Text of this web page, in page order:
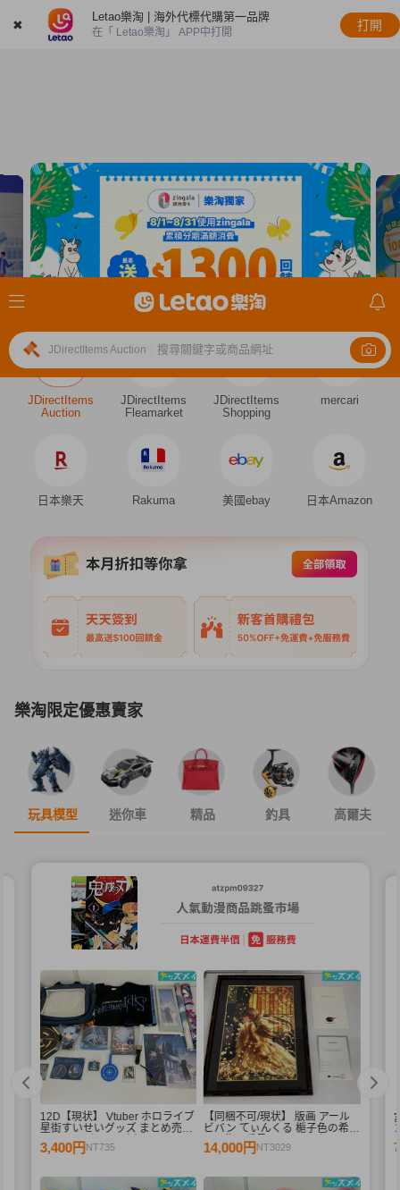
✖
Letao樂淘 | 海外代標代購第一品牌
在「 Letao樂淘」 APP中打開
打開
JDirectItems Auction 搜尋關鍵字或商品網址
JDirectItems
Auction
JDirectItems
Fleamarket
JDirectItems
Shopping
mercari
日本樂天 Rakuma 美國ebay 日本Amazon
樂淘限定優惠賣家
玩具模型 迷你車 精品 釣具 高爾夫
12D【現状】 Vtuber ホロライブ
星街すいせいグッズ まとめ売り
Blu-ray アクリルパネル ペンラ
イト タペストリー 他
3,400円 NT735
【同梱不可/現状】 版画 アール
ビバン てぃんくる 梔子色の希
C/E 作品番号 50/50 / ミクスドメ
ディア
14,000円 NT3029